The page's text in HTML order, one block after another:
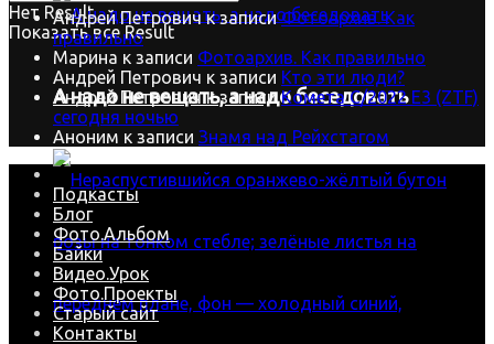
Нет Result
Показать все Result
А надо не вещать, а надо беседовать
Андрей Петровичк записиФотоархив. Как
правильно
Марина к записи Фотоархив. Как правильно
Андрей Петрович к записи Кто эти люди?
Андрей Петровичк записиКомета C/2022 E3 (ZTF)
сегодня ночью
Аноним к записи Знамя над Рейхстагом
Подкасты
Блог
Фото.Альбом
Байки
Видео.Урок
Фото.Проекты
Старый сайт
Контакты